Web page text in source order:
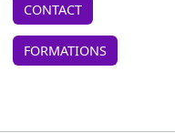
CONTACT
FORMATIONS